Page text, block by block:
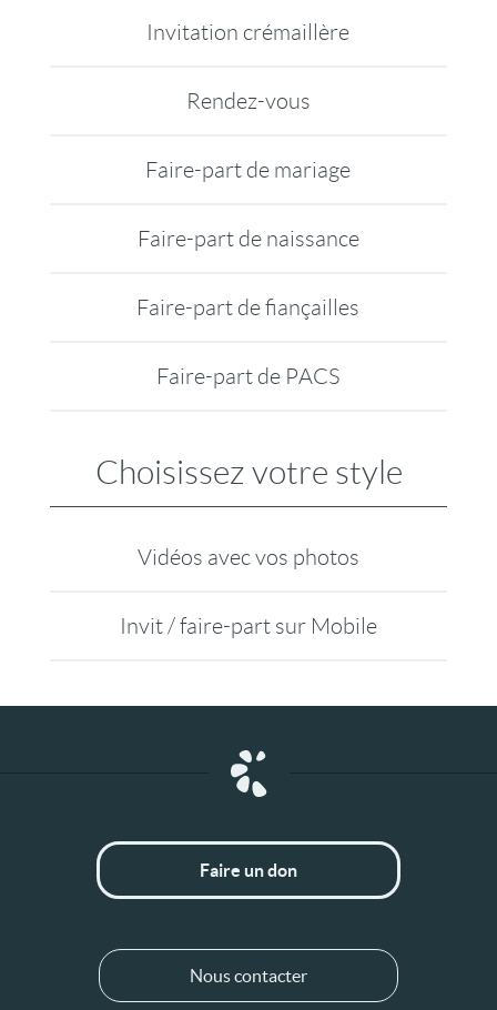
Invitation crémaillère
Rendez-vous
Faire-part de mariage
Faire-part de naissance
Faire-part de fiançailles
Faire-part de PACS
Choisissez votre style
Vidéos avec vos photos
Invit / faire-part sur Mobile
Faire un don
Nous contacter